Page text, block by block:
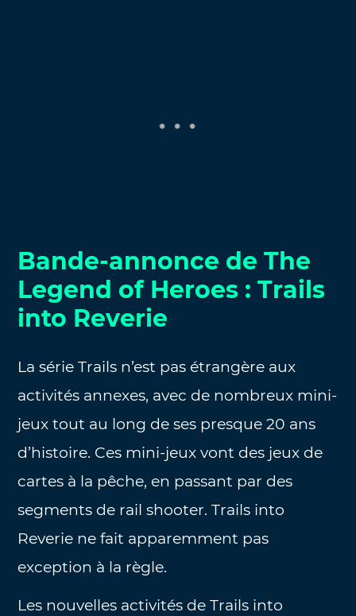
Bande-annonce de The
Legend of Heroes : Trails
into Reverie
La série Trails n’est pas étrangère aux
activités annexes, avec de nombreux mini-
jeux tout au long de ses presque 20 ans
d’histoire. Ces mini-jeux vont des jeux de
cartes à la pêche, en passant par des
segments de rail shooter. Trails into
Reverie ne fait apparemment pas
exception à la règle.
Les nouvelles activités de Trails into